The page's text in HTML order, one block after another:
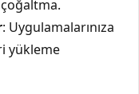
çoğaltma.
: Uygulamalarınıza
yükleme